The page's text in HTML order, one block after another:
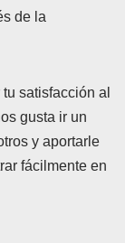
de la
satisfacción al
gusta ir un
y aportarle
fácilmente en